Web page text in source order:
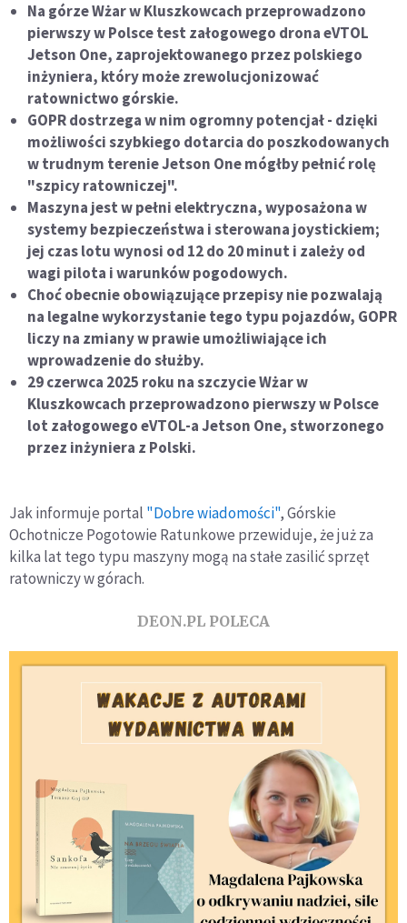
Na górze Wżar w Kluszkowcach przeprowadzono
pierwszy w Polsce test załogowego drona eVTOL
Jetson One, zaprojektowanego przez polskiego
inżyniera, który może zrewolucjonizować
ratownictwo górskie.
GOPR dostrzega w nim ogromny potencjał - dzięki
możliwości szybkiego dotarcia do poszkodowanych
w trudnym terenie Jetson One mógłby pełnić rolę
"szpicy ratowniczej".
Maszyna jest w pełni elektryczna, wyposażona w
systemy bezpieczeństwa i sterowana joystickiem;
jej czas lotu wynosi od 12 do 20 minut i zależy od
wagi pilota i warunków pogodowych.
Choć obecnie obowiązujące przepisy nie pozwalają
na legalne wykorzystanie tego typu pojazdów, GOPR
liczy na zmiany w prawie umożliwiające ich
wprowadzenie do służby.
29 czerwca 2025 roku na szczycie Wżar w
Kluszkowcach przeprowadzono pierwszy w Polsce
lot załogowego eVTOL-a Jetson One, stworzonego
przez inżyniera z Polski.
Jak informuje portal "Dobre wiadomości", Górskie
Ochotnicze Pogotowie Ratunkowe przewiduje, że już za
kilka lat tego typu maszyny mogą na stałe zasilić sprzęt
ratowniczy w górach.
DEON.PL POLECA